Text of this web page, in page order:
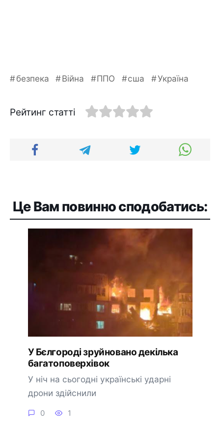
безпека Війна ППО сша Україна
Рейтинг статті
Це Вам повинно сподобатись:
У Бєлгороді зруйновано декілька
багатоповерхівок
У ніч на сьогодні українські ударні
дрони здійснили
0 1